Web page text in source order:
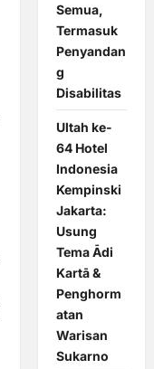
Semua,
Termasuk
Penyandan
g
Disabilitas
Ultah ke-
64 Hotel
Indonesia
Kempinski
Jakarta:
Usung
Tema Ādi
Kartā &
Penghorm
atan
Warisan
Sukarno